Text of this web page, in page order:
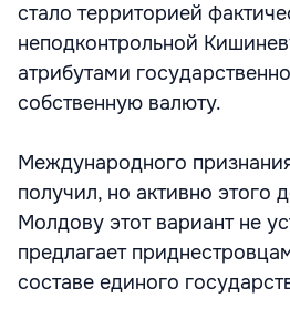
стало территорией
неподконтрольной
атрибутами
собственную валюту.
Международного
получил, но активно этого
Молдову этот вариант не
предлагает
составе единого